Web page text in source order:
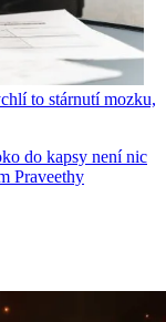
to stárnutí mozku,
do kapsy není nic
Praveethy